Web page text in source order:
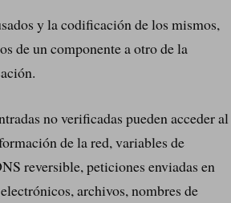
y la codificación de los mismos,
de un componente a otro de la
no verificadas pueden acceder al
de la red, variables de
reversible, peticiones enviadas en
archivos, nombres de